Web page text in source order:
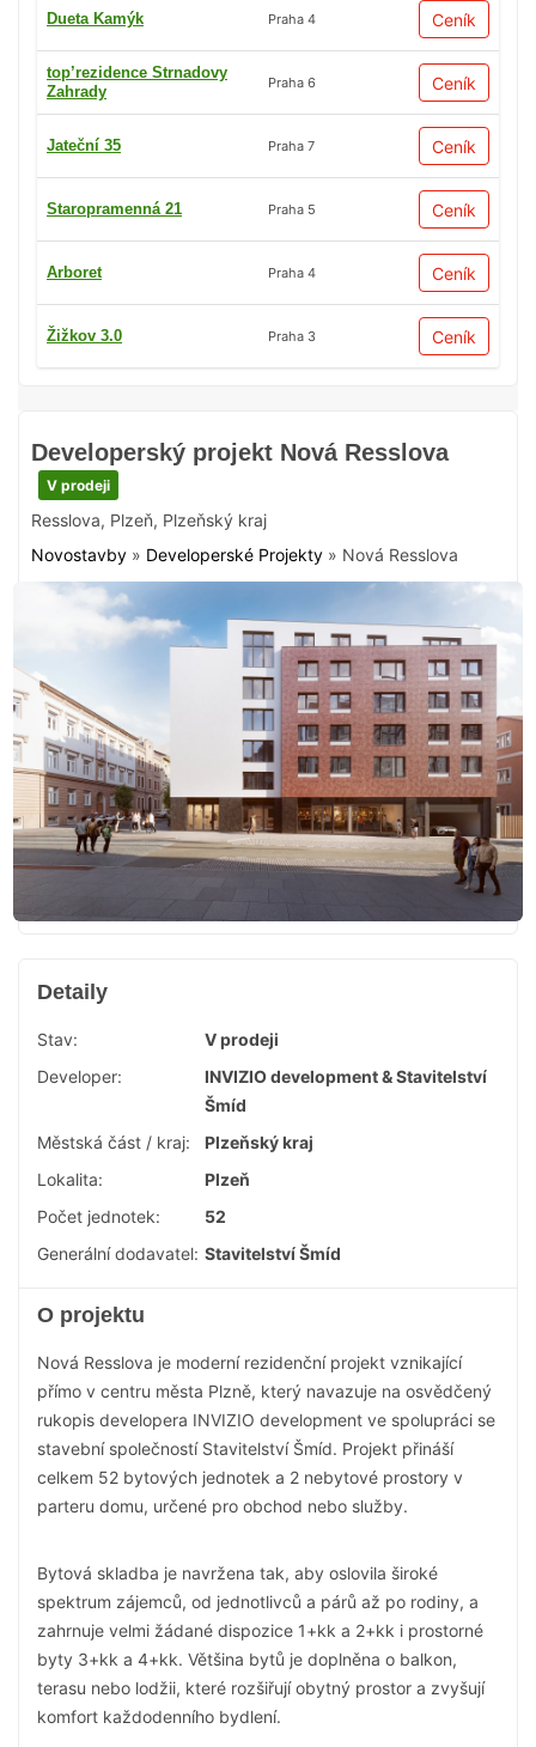
Developerský projekt Nová Resslova
V prodeji
Resslova, Plzeň, Plzeňský kraj
Novostavby » Developerské Projekty » Nová Resslova
Dueta Kamýk Praha 4 Ceník
top’rezidence Strnadovy
Zahrady
Praha 6 Ceník
Jateční 35 Praha 7 Ceník
Staropramenná 21 Praha 5 Ceník
Arboret Praha 4 Ceník
Žižkov 3.0 Praha 3 Ceník
Detaily
Stav:
V prodeji
Developer:
INVIZIO development & Stavitelství
Šmíd
Městská část / kraj:
Plzeňský kraj
Lokalita:
Plzeň
Počet jednotek:
52
Generální dodavatel: Stavitelství Šmíd
O projektu
Nová Resslova je moderní rezidenční projekt vznikající
přímo v centru města Plzně, který navazuje na osvědčený
rukopis developera INVIZIO development ve spolupráci se
stavební společností Stavitelství Šmíd. Projekt přináší
celkem 52 bytových jednotek a 2 nebytové prostory v
parteru domu, určené pro obchod nebo služby.
Bytová skladba je navržena tak, aby oslovila široké
spektrum zájemců, od jednotlivců a párů až po rodiny, a
zahrnuje velmi žádané dispozice 1+kk a 2+kk i prostorné
byty 3+kk a 4+kk. Většina bytů je doplněna o balkon,
terasu nebo lodžii, které rozšiřují obytný prostor a zvyšují
komfort každodenního bydlení.